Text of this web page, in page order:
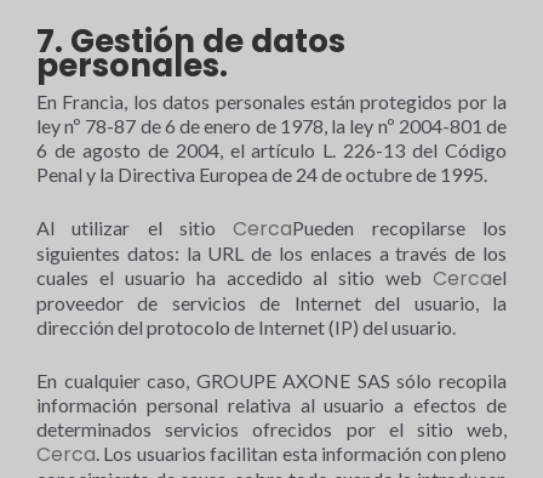
7. Gestión de datos
personales.
En Francia, los datos personales están protegidos por la
ley nº 78-87 de 6 de enero de 1978, la ley nº 2004-801 de
6 de agosto de 2004, el artículo L. 226-13 del Código
Penal y la Directiva Europea de 24 de octubre de 1995.
Al utilizar el sitioCercaPueden recopilarse los
siguientes datos: la URL de los enlaces a través de los
cuales el usuario ha accedido al sitio web Cercael
proveedor de servicios de Internet del usuario, la
dirección del protocolo de Internet (IP) del usuario.
En cualquier caso, GROUPE AXONE SAS sólo recopila
información personal relativa al usuario a efectos de
determinados servicios ofrecidos por el sitio web,
Cerca. Los usuarios facilitan esta información con pleno